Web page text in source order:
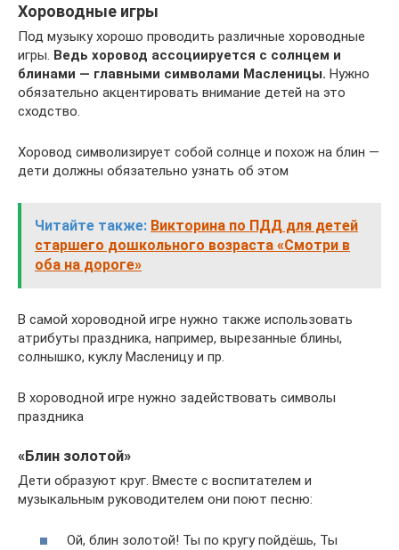
Хороводные игры
Под музыку хорошо проводить различные хороводные
игры. Ведь хоровод ассоциируется с солнцем и
блинами — главными символами Масленицы. Нужно
обязательно акцентировать внимание детей на это
сходство.
Хоровод символизирует собой солнце и похож на блин —
дети должны обязательно узнать об этом
Читайте также: Викторина по ПДД для детей
старшего дошкольного возраста «Смотри в
оба на дороге»
В самой хороводной игре нужно также использовать
атрибуты праздника, например, вырезанные блины,
солнышко, куклу Масленицу и пр.
В хороводной игре нужно задействовать символы
праздника
«Блин золотой»
Дети образуют круг. Вместе с воспитателем и
музыкальным руководителем они поют песню:
Ой, блин золотой! Ты по кругу пойдёшь, Ты